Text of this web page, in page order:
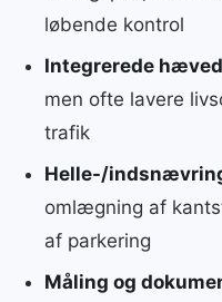
løbende kontrol
Integrerede
men ofte lavere
trafik
Helle-/
omlægning af
af parkering
Måling og